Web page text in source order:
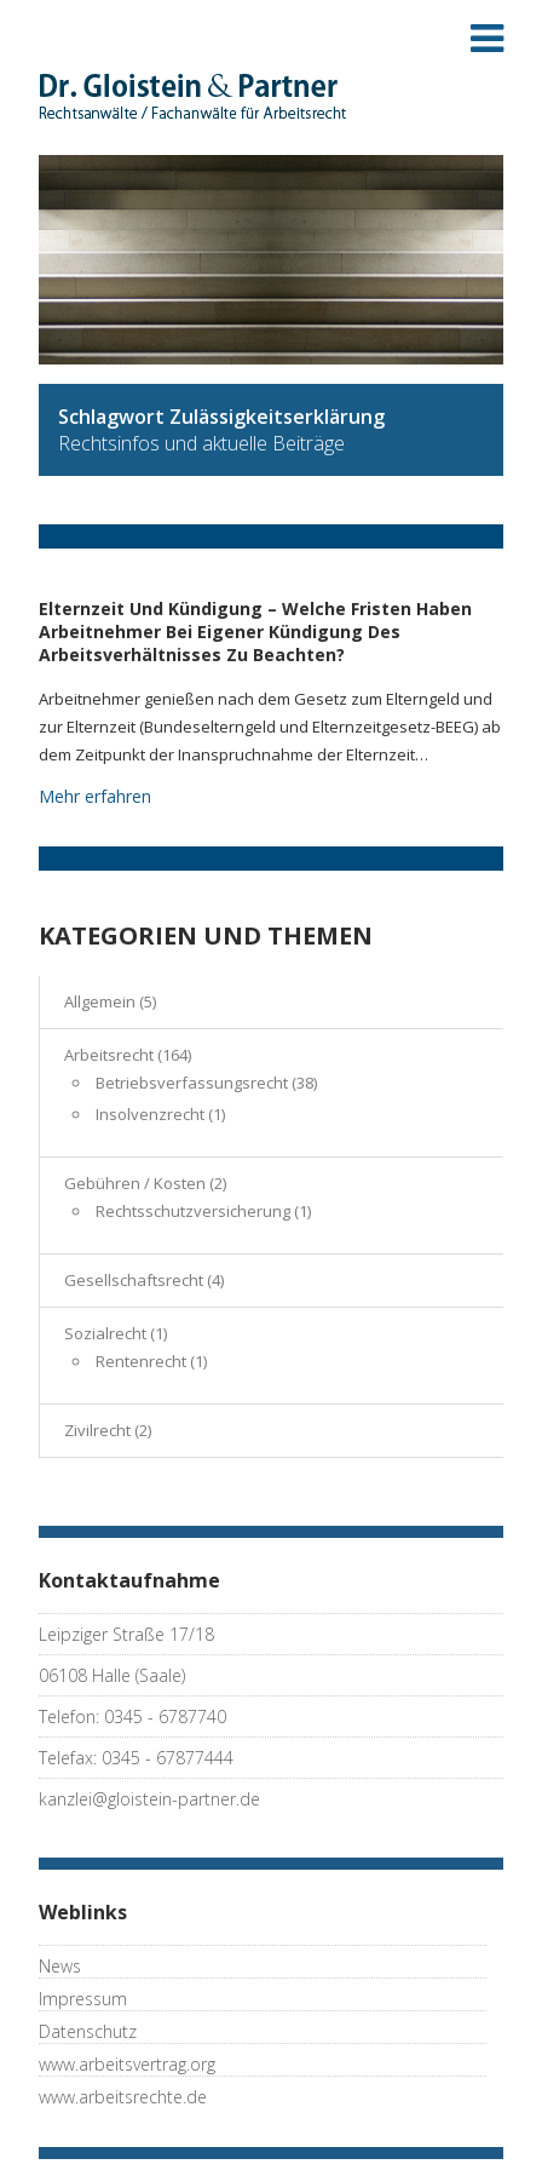
Schlagwort Zulässigkeitserklärung
Rechtsinfos und aktuelle Beiträge
Elternzeit Und Kündigung – Welche Fristen Haben
Arbeitnehmer Bei Eigener Kündigung Des
Arbeitsverhältnisses Zu Beachten?
Arbeitnehmer genießen nach dem Gesetz zum Elterngeld und
zur Elternzeit (Bundeselterngeld und Elternzeitgesetz-BEEG) ab
dem Zeitpunkt der Inanspruchnahme der Elternzeit…
Mehr erfahren
KATEGORIEN UND THEMEN
Allgemein (5)
Arbeitsrecht (164)
Betriebsverfassungsrecht (38)
Insolvenzrecht (1)
Gebühren / Kosten (2)
Rechtsschutzversicherung (1)
Gesellschaftsrecht (4)
Sozialrecht (1)
Rentenrecht (1)
Zivilrecht (2)
Kontaktaufnahme
Leipziger Straße 17/18
06108 Halle (Saale)
Telefon: 0345 - 6787740
Telefax: 0345 - 67877444
kanzlei@gloistein-partner.de
Weblinks
News
Impressum
Datenschutz
www.arbeitsvertrag.org
www.arbeitsrechte.de